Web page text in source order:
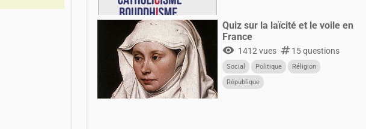
Quiz sur la laïcité et le voile en
France
visibility 1412 vues numbers15 questions
Social Politique
Réligion
République